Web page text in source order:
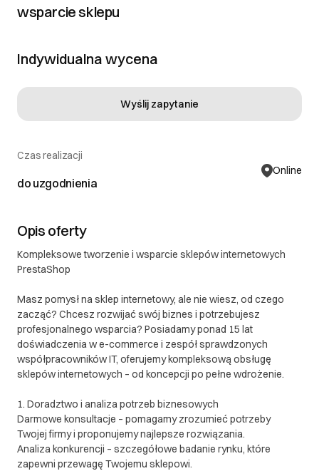
DOWIEDZ SIĘ WIĘCEJ
wsparcie sklepu
Indywidualna wycena
Czas realizacji
do uzgodnienia
Online
Wyślij zapytanie
Opis oferty
Kompleksowe tworzenie i wsparcie sklepów internetowych
PrestaShop
Masz pomysł na sklep internetowy, ale nie wiesz, od czego
zacząć? Chcesz rozwijać swój biznes i potrzebujesz
profesjonalnego wsparcia? Posiadamy ponad 15 lat
doświadczenia w e-commerce i zespół sprawdzonych
współpracowników IT, oferujemy kompleksową obsługę
sklepów internetowych – od koncepcji po pełne wdrożenie.
1. Doradztwo i analiza potrzeb biznesowych
Darmowe konsultacje – pomagamy zrozumieć potrzeby
Twojej firmy i proponujemy najlepsze rozwiązania.
Analiza konkurencji – szczegółowe badanie rynku, które
zapewni przewagę Twojemu sklepowi.